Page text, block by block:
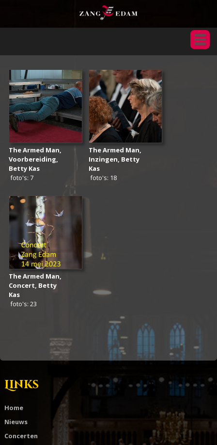
The Armed Man,
Voorbereiding,
Betty Kas
foto's: 7
The Armed Man,
Inzingen, Betty
Kas
foto's: 18
The Armed Man,
Concert, Betty
Kas
foto's: 23
Links
Home
Nieuws
Concerten